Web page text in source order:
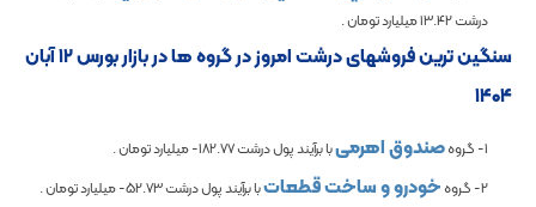
درشت13.42میلیارد تومان .
سنگین ترین فروش­های درشت امروز در گروه ها در بازار بورس ۱۲ آبان
۱۴۰۴
1- گروه صندوق اهرمیبا برآیند پول درشت-182.77میلیارد تومان .
2- گروه
خودرو و ساخت قطعاتبا برآیند پول درشت-52.73میلیارد تومان .